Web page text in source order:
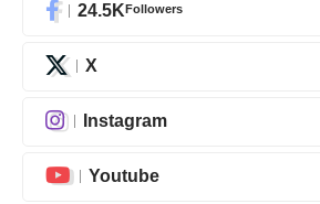
24.5KFollowers
X
Instagram
Youtube